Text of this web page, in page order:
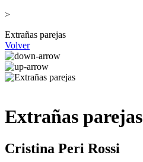
>
Extrañas parejas
Volver
Extrañas parejas
Cristina Peri Rossi